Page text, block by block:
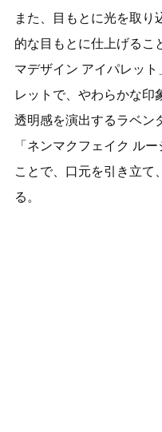
また、目もとに光を取り
的な目もとに仕上げるこ
マデザイン アイパレッ
レットで、やわらかな印
透明感を演出するラベン
「ネンマクフェイク ル
ことで、口元を引き立て
る。